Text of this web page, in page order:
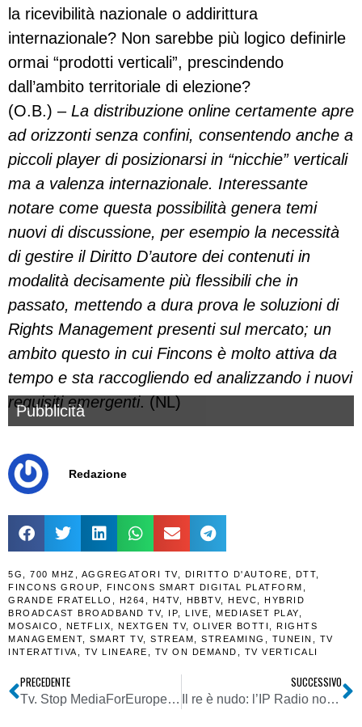
la ricevibilità nazionale o addirittura
internazionale? Non sarebbe più logico definirle
ormai “prodotti verticali”, prescindendo
dall’ambito territoriale di elezione?
(O.B.) –La distribuzione online certamente apre
ad orizzonti senza confini, consentendo anche a
piccoli player di posizionarsi in “nicchie” verticali
ma a valenza internazionale. Interessante
notare come questa possibilità genera temi
nuovi di discussione, per esempio la necessità
di gestire il Diritto D’autore dei contenuti in
modalità decisamente più flessibili che in
passato, mettendo a dura prova le soluzioni di
Rights Management presenti sul mercato; un
ambito questo in cui Fincons è molto attiva da
tempo e sta raccogliendo ed analizzando i nuovi
requisiti emergenti. (NL)
Pubblicità
Redazione
5G 700 MHZ AGGREGATORI TV, DIRITTO D'AUTORE DTT
FINCONS GROUP
FINCONS SMART DIGITAL PLATFORM
GRANDE FRATELLO
H264 H4TV, HBBTV, HEVC
HYBRID
BROADCAST BROADBAND TV, IP LIVE MEDIASET PLAY
MOSAICO
NETFLIX NEXTGEN TV, OLIVER BOTTI
RIGHTS
MANAGEMENT
SMART TV, STREAM STREAMING TUNEIN
TV
INTERATTIVA
TV LINEARE TV ON DEMAND TV VERTICALI
PRECEDENTE
Tv. Stop MediaForEurope. Tribunale di Madrid dà ragione a Vivendi. Mediaset: grave danno a sviluppo sistema tv europeo. Ma ripartiremo su altre basi
SUCCESSIVO
Il re è nudo: l’IP Radio non è per tutti?